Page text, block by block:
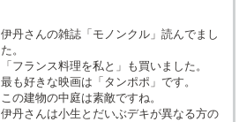
伊丹さんの雑誌「モノンクル」読んでまし
た。
「フランス料理を私と」も買いました。
最も好きな映画は「タンポポ」です。
この建物の中庭は素敵ですね。
伊丹さんは小生とだいぶデキが異なる方の